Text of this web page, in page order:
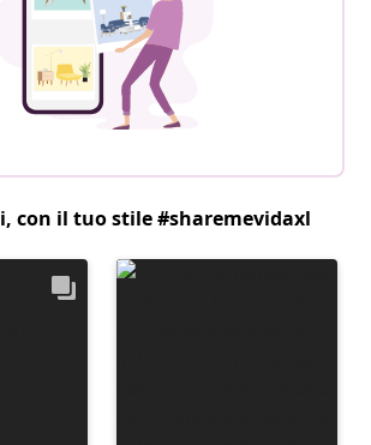
con il tuo stile #sharemevidaxl